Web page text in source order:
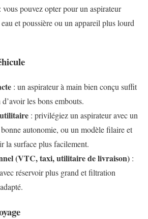
: vous pouvez opter pour un aspirateur
et poussière ou un appareil plus lourd
: un aspirateur à main bien conçu suffit
les bons embouts.
: privilégiez un aspirateur avec un
autonomie, ou un modèle filaire et
la surface plus facilement.
(VTC, taxi, utilitaire de livraison) :
réservoir plus grand et filtration